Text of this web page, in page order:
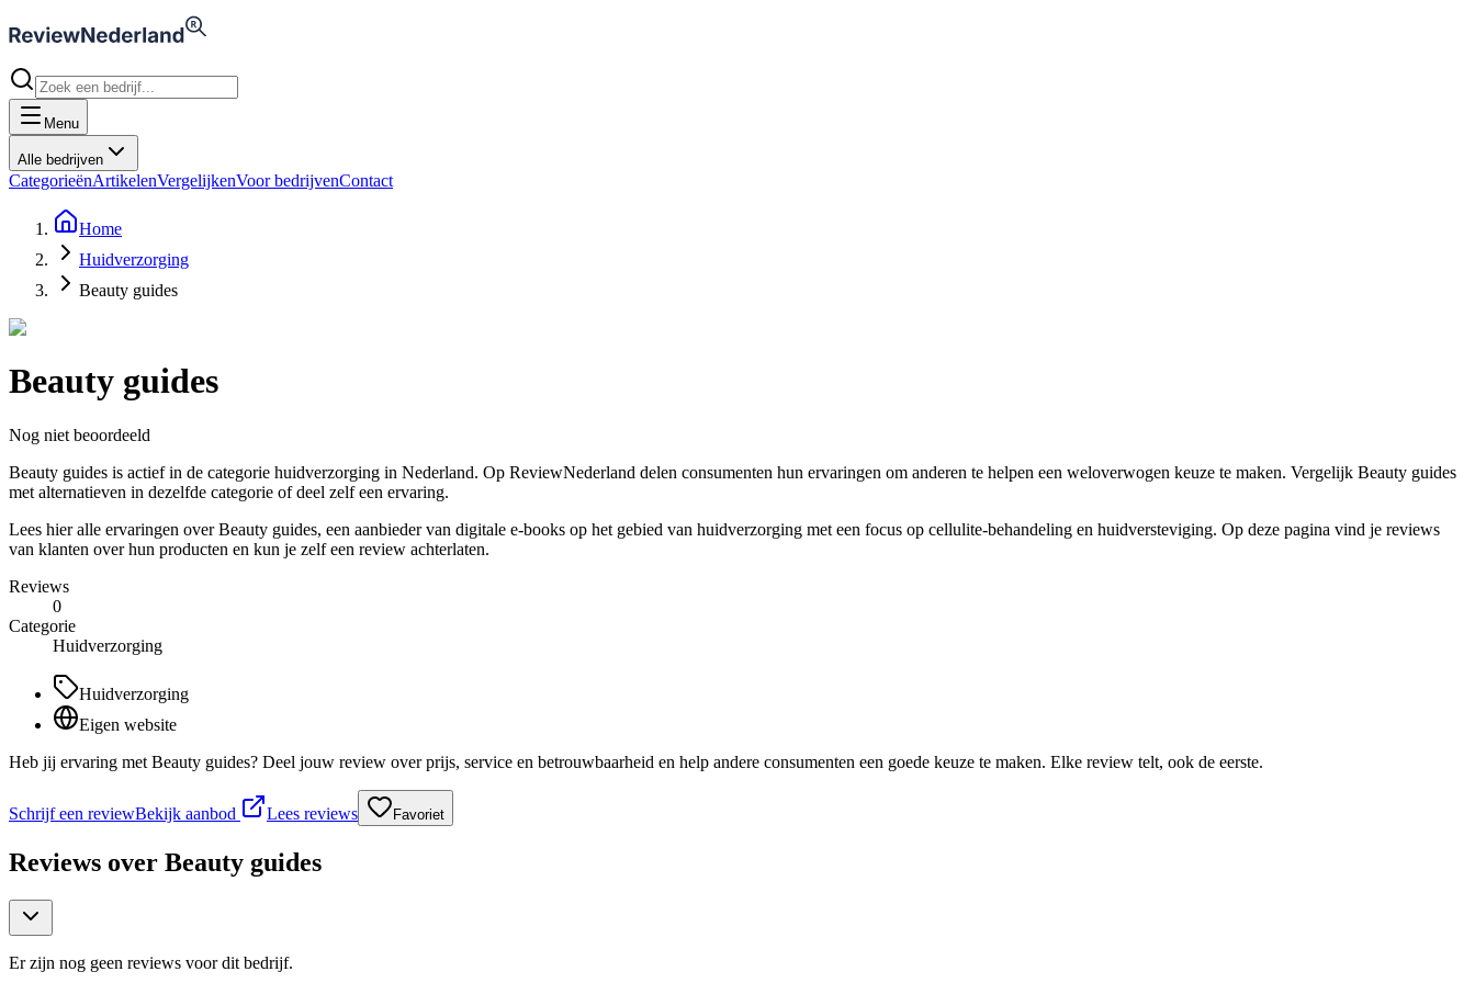
Menu
Alle bedrijven
CategorieënArtikelenVergelijkenVoor bedrijvenContact
Home
Huidverzorging
Beauty guides
Beauty guides
Nog niet beoordeeld
Beauty guides is actief in de categorie huidverzorging in Nederland. Op ReviewNederland delen consumenten hun ervaringen om anderen te helpen een weloverwogen keuze te maken. Vergelijk Beauty guides
met alternatieven in dezelfde categorie of deel zelf een ervaring.
Lees hier alle ervaringen over Beauty guides, een aanbieder van digitale e-books op het gebied van huidverzorging met een focus op cellulite-behandeling en huidversteviging. Op deze pagina vind je reviews
van klanten over hun producten en kun je zelf een review achterlaten.
Reviews
0
Categorie
Huidverzorging
Huidverzorging
Eigen website
Heb jij ervaring met Beauty guides? Deel jouw review over prijs, service en betrouwbaarheid en help andere consumenten een goede keuze te maken. Elke review telt, ook de eerste.
Schrijf een reviewBekijk aanbod Lees reviews Favoriet
Reviews over Beauty guides
Er zijn nog geen reviews voor dit bedrijf.